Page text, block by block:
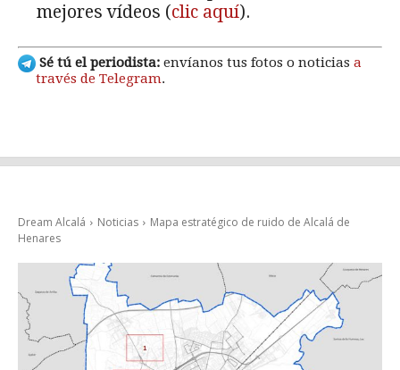
mejores vídeos (clic aquí).
Sé tú el periodista: envíanos tus fotos o noticias a
través de Telegram.